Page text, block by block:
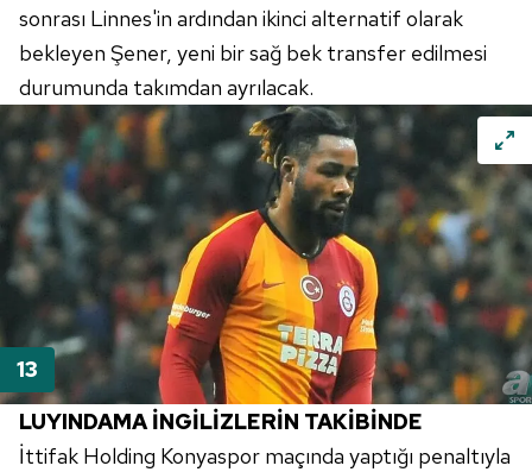
sonrası Linnes'in ardından ikinci alternatif olarak
bekleyen Şener, yeni bir sağ bek transfer edilmesi
durumunda takımdan ayrılacak.
LUYINDAMA İNGİLİZLERİN TAKİBİNDE
İttifak Holding Konyaspor maçında yaptığı penaltıyla